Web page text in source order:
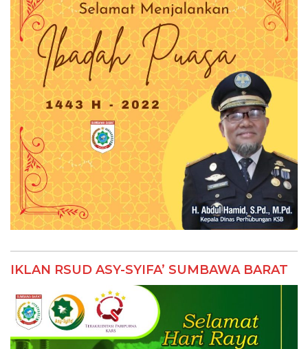
IKLAN RSUD ASY-SYIFA’ SUMBAWA BARAT